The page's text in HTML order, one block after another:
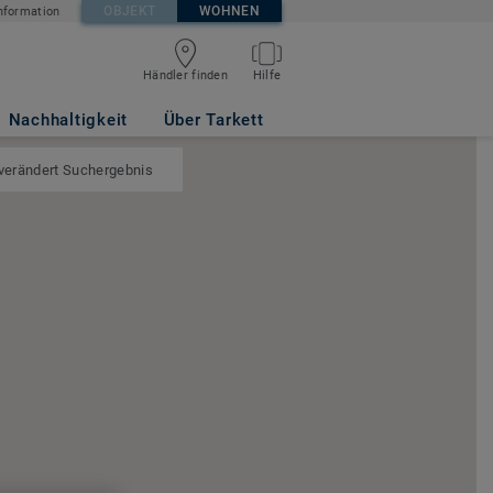
OBJEKT WOHNEN
Händler finden Hilfe
Nachhaltigkeit Über Tarkett
Suchergebnis